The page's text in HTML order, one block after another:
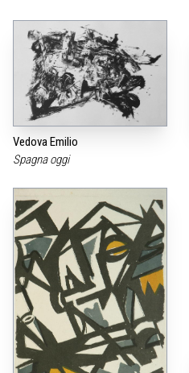
Vedova Emilio
Spagna oggi